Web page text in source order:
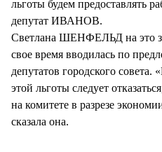
льготы будем предоставлять
депутат ИВАНОВ.
Светлана ШЕНФЕЛЬД на это
свое время вводилась по
депутатов городского совета.
этой льготы следует
на комитете в разрезе
сказала она.